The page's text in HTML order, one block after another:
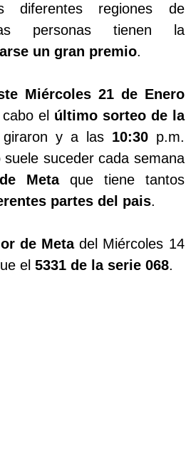
diferentes regiones de
personas tienen la
un gran premio.
Miércoles 21 de Enero
el último sorteo de la
y a las 10:30p.m.
suceder cada semana
Meta que tiene tantos
partes del pais.
de Metadel Miércoles 14
el 5331 de la serie 068.